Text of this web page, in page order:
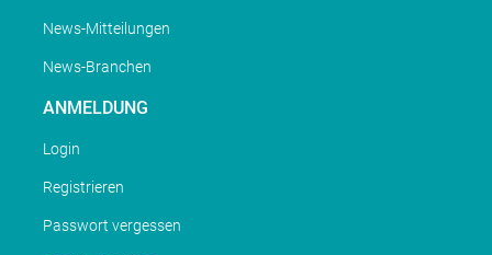
News-Mitteilungen
News-Branchen
ANMELDUNG
Login
Registrieren
Passwort vergessen